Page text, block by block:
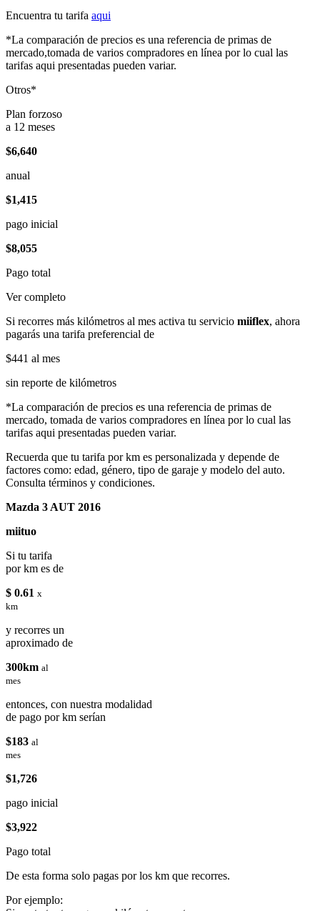
Encuentra tu tarifa aqui
*La comparación de precios es una referencia de primas de
mercado,tomada de varios compradores en línea por lo cual las
tarifas aqui presentadas pueden variar.
Otros*
Plan forzoso
a 12 meses
$6,640
anual
$1,415
pago inicial
$8,055
Pago total
Ver completo
Si recorres más kilómetros al mes activa tu servicio miiflex, ahora
pagarás una tarifa preferencial de
$441 al mes
sin reporte de kilómetros
*La comparación de precios es una referencia de primas de
mercado, tomada de varios compradores en línea por lo cual las
tarifas aqui presentadas pueden variar.
Recuerda que tu tarifa por km es personalizada y depende de
factores como: edad, género, tipo de garaje y modelo del auto.
Consulta términos y condiciones.
Mazda 3 AUT 2016
miituo
Si tu tarifa
por km es de
$ 0.61 x
km
y recorres un
aproximado de
300km al
mes
entonces, con nuestra modalidad
de pago por km serían
$183 al
mes
$1,726
pago inicial
$3,922
Pago total
De esta forma solo pagas por los km que recorres.
Por ejemplo: